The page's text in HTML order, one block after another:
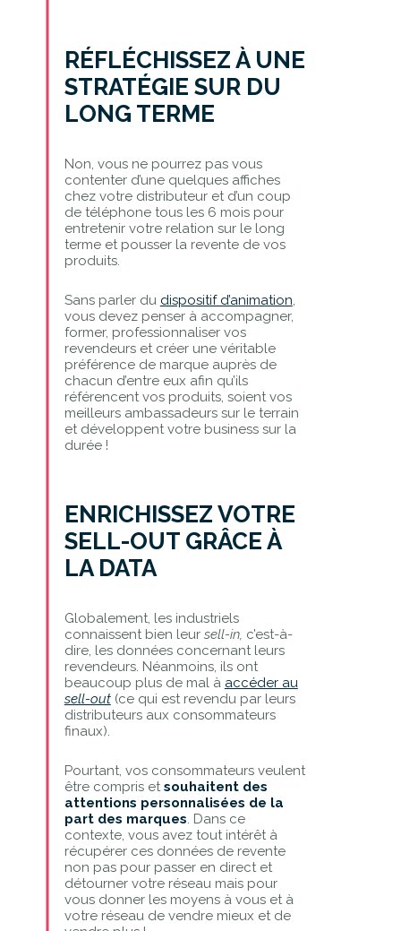
RÉFLÉCHISSEZ À UNE
STRATÉGIE SUR DU
LONG TERME
Non, vous ne pourrez pas vous
contenter d’une quelques affiches
chez votre distributeur et d’un coup
de téléphone tous les 6 mois pour
entretenir votre relation sur le long
terme et pousser la revente de vos
produits.
Sans parler du dispositif d’animation,
vous devez penser à accompagner,
former, professionnaliser vos
revendeurs et créer une véritable
préférence de marque auprès de
chacun d’entre eux afin qu’ils
référencent vos produits, soient vos
meilleurs ambassadeurs sur le terrain
et développent votre business sur la
durée !
ENRICHISSEZ VOTRE
SELL-OUT GRÂCE À
LA DATA
Globalement, les industriels
connaissent bien leur sell-in, c’est-à-
dire, les données concernant leurs
revendeurs. Néanmoins, ils ont
beaucoup plus de mal à accéder au
sell-out(ce qui est revendu par leurs
distributeurs aux consommateurs
finaux).
Pourtant, vos consommateurs veulent
être compris etsouhaitent des
attentions personnalisées de la
part des marques. Dans ce
contexte, vous avez tout intérêt à
récupérer ces données de revente
non pas pour passer en direct et
détourner votre réseau mais pour
vous donner les moyens à vous et à
votre réseau de vendre mieux et de